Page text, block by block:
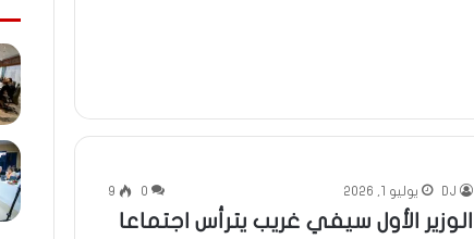
DJ يوليو 1, 2026 0
9
الوزير الأول سيفي غريب يترأس اجتماعا